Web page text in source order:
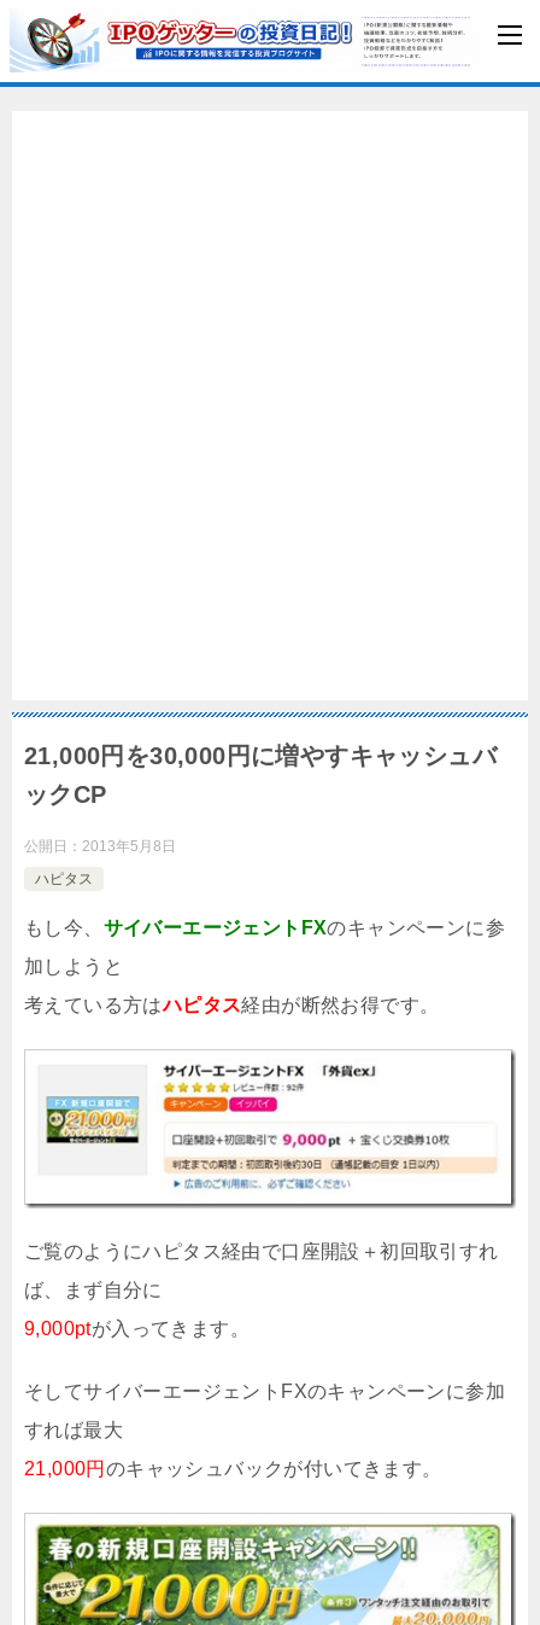
21,000円を30,000円に増やすキャッシュバ
ックCP
公開日： 2013年5月8日
ハピタス
もし今、 サイバーエージェントFXのキャンペーンに参
加しようと
考えている方はハピタス経由が断然お得です。
ご覧のようにハピタス経由で口座開設＋初回取引すれ
ば、まず自分に
9,000ptが入ってきます。
そしてサイバーエージェントFXのキャンペーンに参加
すれば最大
21,000円 のキャッシュバックが付いてきます。